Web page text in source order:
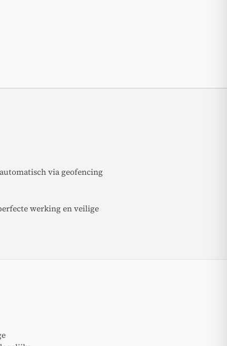
via geofencing
werking en veilige